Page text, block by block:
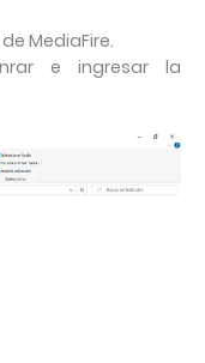
MediaFire.
e ingresar la